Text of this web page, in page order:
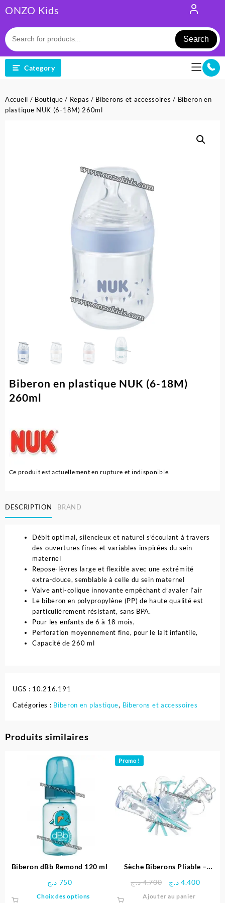
to
content
ONZO Kids
Search
Category
Accueil / Boutique / Repas / Biberons et accessoires / Biberon en
plastique NUK (6-18M) 260ml
Biberon en plastique NUK (6-18M)
260ml
Ce produit est actuellement en rupture et indisponible.
DESCRIPTION BRAND
Débit optimal, silencieux et naturel s’écoulant à travers
des ouvertures fines et variables inspirées du sein
maternel
Repose-lèvres large et flexible avec une extrémité
extra-douce, semblable à celle du sein maternel
Valve anti-colique innovante empêchant d’avaler l’air
Le biberon en polypropylène (PP) de haute qualité est
particulièrement résistant, sans BPA.
Pour les enfants de 6 à 18 mois,
Perforation moyennement fine, pour le lait infantile,
Capacité de 260 ml
UGS : 10.216.191
Catégories : Biberon en plastique, Biberons et accessoires
Produits similaires
Biberon dBb Remond 120 ml
750 د.ج
Choix des options
Promo !
Sèche Biberons Pliable –
4.700 د.ج
Le
4.400 د.ج
Le
Ajouter au panier